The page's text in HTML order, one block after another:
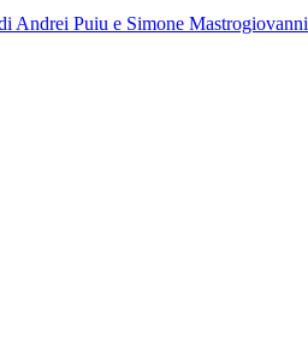
Andrei Puiu e Simone Mastrogiovanni